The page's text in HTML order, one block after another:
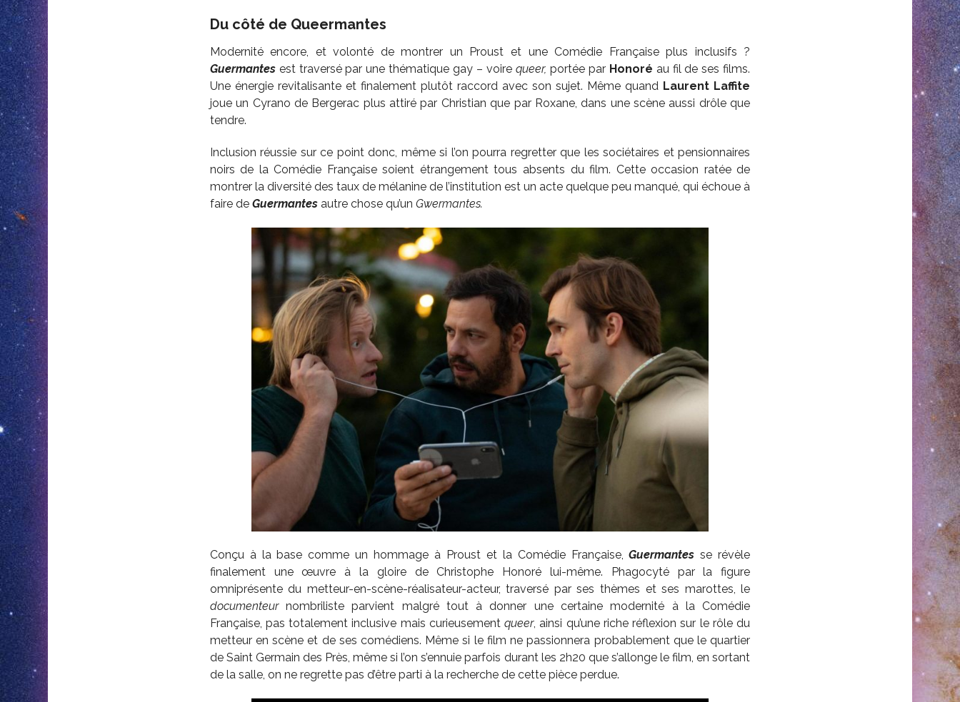
Du côté de Queermantes
Modernité encore, et volonté de montrer un Proust et une Comédie Française plus inclusifs ?
Guermantesest traversé par une thématique gay – voire queer, portée par Honoré au fil de ses films.
Une énergie revitalisante et finalement plutôt raccord avec son sujet. Même quand Laurent Laffite
joue un Cyrano de Bergerac plus attiré par Christian que par Roxane, dans une scène aussi drôle que
tendre.
Inclusion réussie sur ce point donc, même si l’on pourra regretter que les sociétaires et pensionnaires
noirs de la Comédie Française soient étrangement tous absents du film. Cette occasion ratée de
montrer la diversité des taux de mélanine de l’institution est un acte quelque peu manqué, qui échoue à
faire de Guermantesautre chose qu’un Gwermantes.
Conçu à la base comme un hommage à Proust et la Comédie Française,Guermantes se révèle
finalement une œuvre à la gloire de Christophe Honoré lui-même. Phagocyté par la figure
omniprésente du metteur-en-scène-réalisateur-acteur, traversé par ses thèmes et ses marottes, le
documenteurnombriliste parvient malgré tout à donner une certaine modernité à la Comédie
Française, pas totalement inclusive mais curieusementqueer, ainsi qu’une riche réflexion sur le rôle du
metteur en scène et de ses comédiens. Même si le film ne passionnera probablement que le quartier
de Saint Germain des Près, même si l’on s’ennuie parfois durant les 2h20 que s’allonge le film, en sortant
de la salle, on ne regrette pas d’être parti à la recherche de cette pièce perdue.